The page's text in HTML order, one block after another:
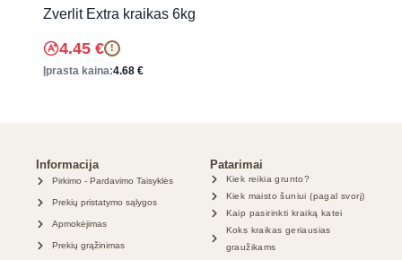
Zverlit Extra kraikas 6kg
4.45 € !
Įprasta kaina:4.68 €
Informacija
Pirkimo - Pardavimo Taisyklės
Prekių pristatymo sąlygos
Apmokėjimas
Prekių grąžinimas
Patarimai
Kiek reikia grunto?
Kiek maisto šuniui (pagal svorį)
Kaip pasirinkti kraiką katei
Koks kraikas geriausias
graužikams